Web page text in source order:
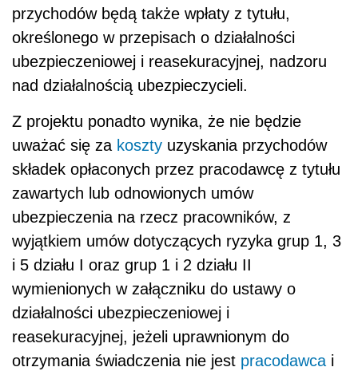
przychodów będą także wpłaty z tytułu,
określonego w przepisach o działalności
ubezpieczeniowej i reasekuracyjnej, nadzoru
nad działalnością ubezpieczycieli.
Z projektu ponadto wynika, że nie będzie
uważać się za koszty uzyskania przychodów
składek opłaconych przez pracodawcę z tytułu
zawartych lub odnowionych umów
ubezpieczenia na rzecz pracowników, z
wyjątkiem umów dotyczących ryzyka grup 1, 3
i 5 działu I oraz grup 1 i 2 działu II
wymienionych w załączniku do ustawy o
działalności ubezpieczeniowej i
reasekuracyjnej, jeżeli uprawnionym do
otrzymania świadczenia nie jest pracodawca i